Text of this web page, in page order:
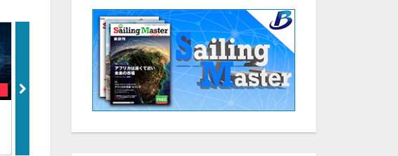
セット セット
¥5,000